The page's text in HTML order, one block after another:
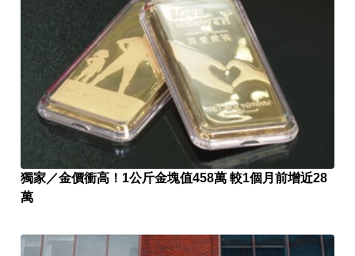
獨家／金價衝高！1公斤金塊值458萬 較1個月前增近28
萬